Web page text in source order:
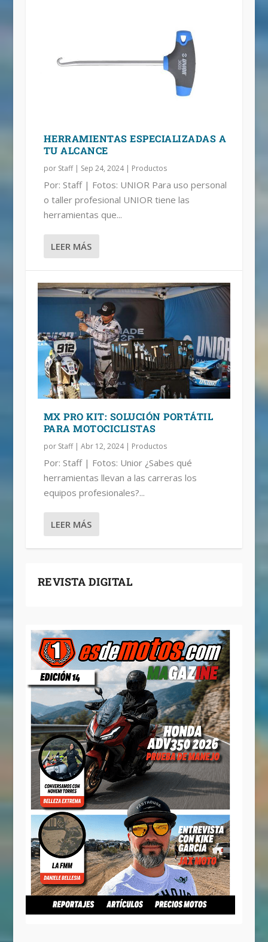
HERRAMIENTAS ESPECIALIZADAS A
TU ALCANCE
por Staff| Sep 24, 2024| Productos
Por: Staff | Fotos: UNIOR Para uso personal
o taller profesional UNIOR tiene las
herramientas que...
LEER MÁS
MX PRO KIT: SOLUCIÓN PORTÁTIL
PARA MOTOCICLISTAS
por Staff| Abr 12, 2024| Productos
Por: Staff | Fotos: Unior ¿Sabes qué
herramientas llevan a las carreras los
equipos profesionales?...
LEER MÁS
REVISTA DIGITAL